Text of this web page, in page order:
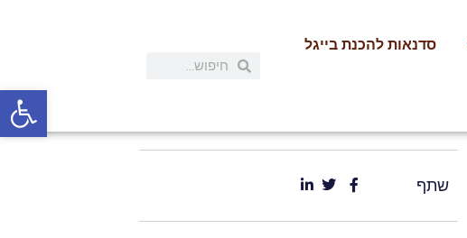
סדנאות להכנת בייגל
שתף